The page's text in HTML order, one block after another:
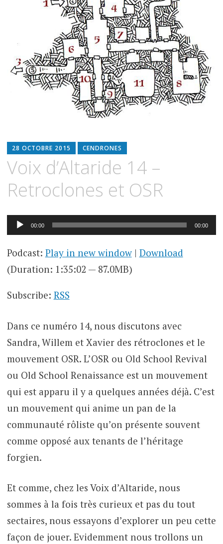
28 OCTOBRE 2015 CENDRONES
Voix d’Altaride 14 –
Retroclones et OSR
Lecteur
00:00 00:00
Podcast: Play in new window| Download
(Duration: 1:35:02 — 87.0MB)
Subscribe: RSS
Dans ce numéro 14, nous discutons avec
Sandra, Willem et Xavier des rétroclones et le
mouvement OSR. L’OSR ou Old School Revival
ou Old School Renaissance est un mouvement
qui est apparu il y a quelques années déjà. C’est
un mouvement qui anime un pan de la
communauté rôliste qu’on présente souvent
comme opposé aux tenants de l’héritage
forgien.
Et comme, chez les Voix d’Altaride, nous
sommes à la fois très curieux et pas du tout
sectaires, nous essayons d’explorer un peu cette
façon de jouer. Evidemment nous trollons un